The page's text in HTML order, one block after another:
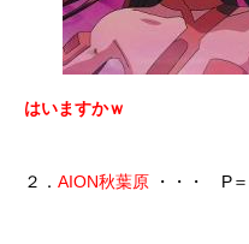
はいますかｗ
２． AION秋葉原 ・・・ P＝